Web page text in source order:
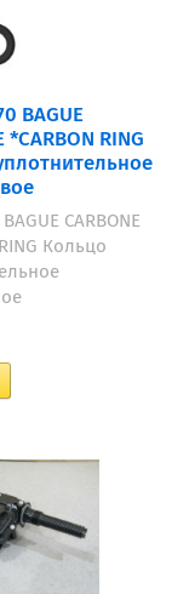
BAGUE
*CARBON RING
CARBONE
Кольцо